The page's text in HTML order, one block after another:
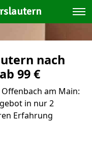
nach
99 €
am Main:
in nur 2
Erfahrung